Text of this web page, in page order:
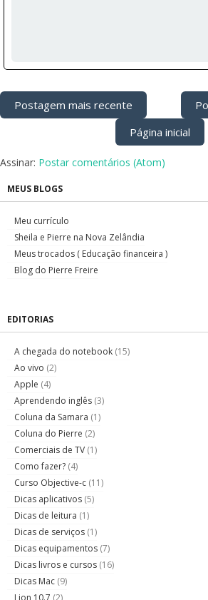
Postagem mais recente
Página inicial
Assinar: Postar comentários (Atom)
MEUS BLOGS
Meu currículo
Sheila e Pierre na Nova Zelândia
Meus trocados ( Educação financeira )
Blog do Pierre Freire
EDITORIAS
A chegada do notebook (15)
Ao vivo (2)
Apple (4)
Aprendendo inglês (3)
Coluna da Samara (1)
Coluna do Pierre (2)
Comerciais de TV (1)
Como fazer? (4)
Curso Objective-c (11)
Dicas aplicativos (5)
Dicas de leitura (1)
Dicas de serviços (1)
Dicas equipamentos (7)
Dicas livros e cursos (16)
Dicas Mac (9)
Lion 10.7 (2)